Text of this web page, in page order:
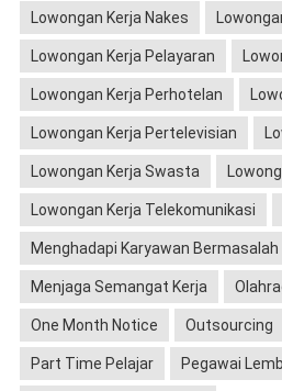
Lowongan Kerja Nakes
Lowongan Kerja Pelayaran
Lowongan Kerja Perhotelan
Lowongan Kerja Pertelevisian
Lowongan Kerja Swasta
Lowongan Kerja Telekomunikasi
Menghadapi Karyawan Bermasalah
Menjaga Semangat Kerja
One Month Notice Outsourcing
Part Time Pelajar Pegawai